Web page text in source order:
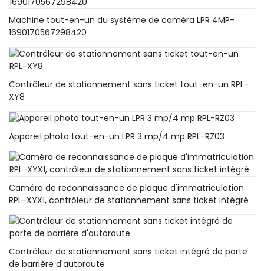
Machine tout-en-un du système de caméra LPR 4MP-
1690170567298420
Contrôleur de stationnement sans ticket tout-en-un RPL-
XY8
Appareil photo tout-en-un LPR 3 mp/4 mp RPL-RZ03
Caméra de reconnaissance de plaque d'immatriculation
RPL-XYX1, contrôleur de stationnement sans ticket intégré
Contrôleur de stationnement sans ticket intégré de porte
de barrière d'autoroute